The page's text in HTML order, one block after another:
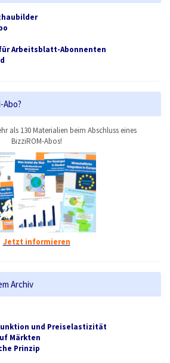
für Arbeitsblatt-Abonnenten
Abo?
als 130 Materialien beim Abschluss eines
BizziROM-Abos!
Jetzt informieren
Archiv
und Preiselastizität
Märkten
Prinzip